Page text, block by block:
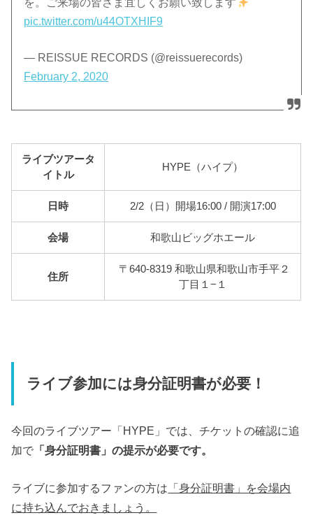
を。ご来場の皆さま宜しくお願い致します
pic.twitter.com/u44OTXHIF9
— REISSUE RECORDS (@reissuerecords)
February 2, 2020
ライブツアータ
イトル
HYPE（ハイプ）
日時 2/2（日）開場16:00 / 開演17:00
会場 和歌山ビッグホエール
住所
〒640-8319 和歌山県和歌山市手平２
丁目１−１
ライブ参加には身分証明書が必要！
今回のライブツアー「HYPE」では、チケットの確認に追
加で 「身分証明書」の提示が必要です。
ライブに参加するファンの方は 「身分証明書」を会場内
に持ち込んでおきましょう。